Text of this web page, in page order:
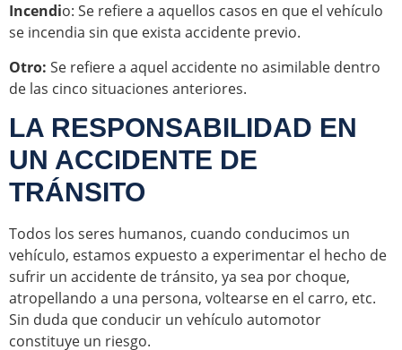
Incendio: Se refiere a aquellos casos en que el vehículo
se incendia sin que exista accidente previo.
Otro: Se refiere a aquel accidente no asimilable dentro
de las cinco situaciones anteriores.
LA RESPONSABILIDAD EN
UN ACCIDENTE DE
TRÁNSITO
Todos los seres humanos, cuando conducimos un
vehículo, estamos expuesto a experimentar el hecho de
sufrir un accidente de tránsito, ya sea por choque,
atropellando a una persona, voltearse en el carro, etc.
Sin duda que conducir un vehículo automotor
constituye un riesgo.